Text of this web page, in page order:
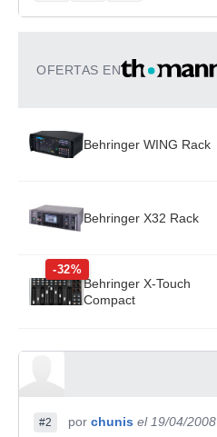
OFERTAS EN
Behringer WING Rack
Behringer X32 Rack
-32%
Behringer X-Touch
Compact
#2 por chunis el 19/04/2008